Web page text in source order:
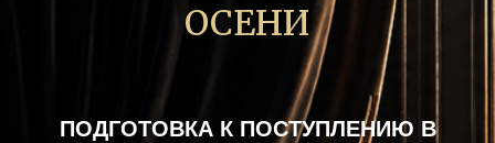
ОСЕНИ
ПОДГОТОВКА К ПОСТУПЛЕНИЮ В